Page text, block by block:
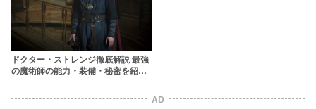
ドクター・ストレンジ徹底解説 最強
の魔術師の能力・装備・秘密を紹介
AD